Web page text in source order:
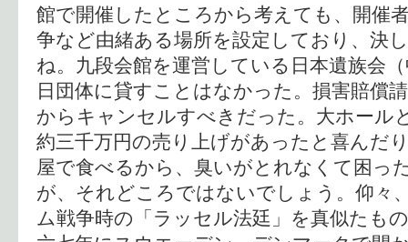
館で開催したところから考えても、開催
争など由緒ある場所を設定しており、決
ね。九段会館を運営している日本遺族会
日団体に貸すことはなかった。損害賠償
からキャンセルすべきだった。大ホール
約三千万円の売り上げがあったと喜んだ
屋で食べるから、臭いがとれなくて困っ
が、それどころではないでしょう。仰々
ム戦争時の「ラッセル法廷」を真似たも